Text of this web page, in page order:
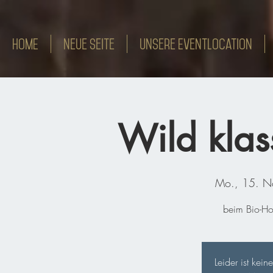
HOME Neue Seite Unsere Eventlocation
Wild
Mo., 15.
beim Bio-
Leider ist